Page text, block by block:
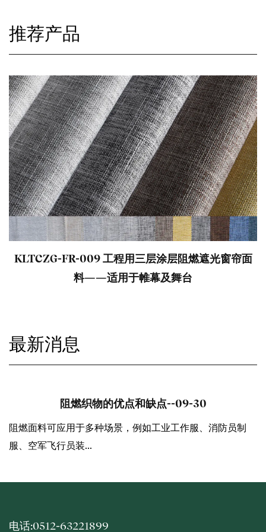
推荐产品
燃遮光窗帘面
KLTCZG-FR-008 三层阻燃涂层卷
及防紫外线窗帘材料
最新消息
作服、消防员制
考虑沙发织物的关键因素
安装布风管所需的时间，通常仅为安装同
统的60%–80%。 确...
电话:0512-63221899